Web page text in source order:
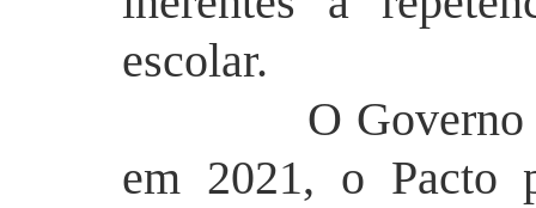
escolar.
O Governo do
em 2021, o Pacto